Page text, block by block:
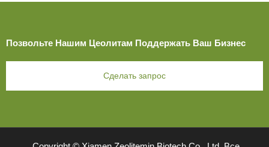
Позвольте Нашим Цеолитам Поддержать Ваш Бизнес
Сделать запрос